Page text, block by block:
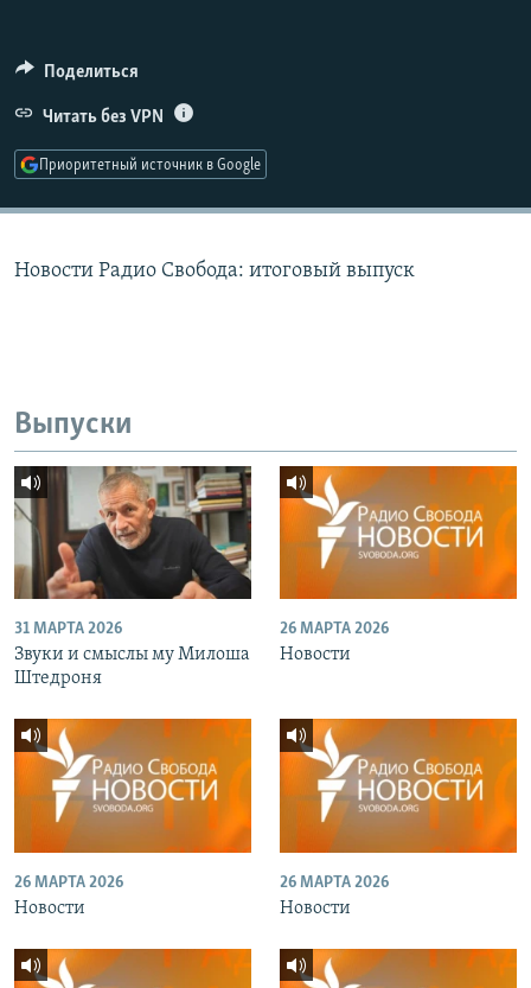
ПОДПИШИТЕСЬ НА РАССЫЛКУ
СОЦИАЛЬНЫЕ СЕТИ
Поделиться
Читать без VPN
Приоритетный источник в Google
Новости Радио Свобода: итоговый выпуск
Выпуски
31 МАРТА 2026
Звуки и смыслы му Милоша
Штедроня
26 МАРТА 2026
Новости
26 МАРТА 2026
Новости
26 МАРТА 2026
Новости